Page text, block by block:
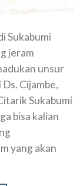
Sukabumi
jeram
unsur
Cijambe,
Sukabumi
bisa kalian
yang akan